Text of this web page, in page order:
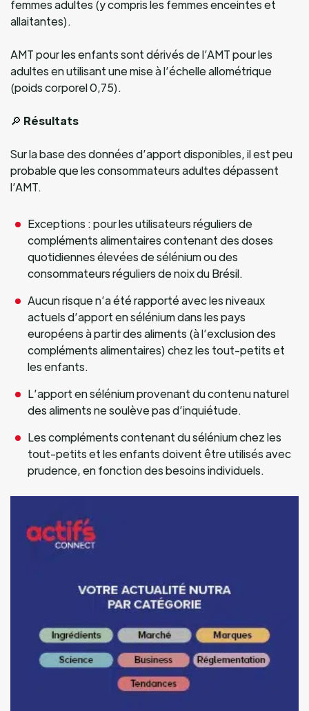
femmes adultes (y compris les femmes enceintes et
allaitantes).
AMT pour les enfants sont dérivés de l’AMT pour les
adultes en utilisant une mise à l’échelle allométrique
(poids corporel 0,75).
🔎 Résultats
Sur la base des données d’apport disponibles, il est peu
probable que les consommateurs adultes dépassent
l’AMT.
Exceptions : pour les utilisateurs réguliers de
compléments alimentaires contenant des doses
quotidiennes élevées de sélénium ou des
consommateurs réguliers de noix du Brésil.
Aucun risque n’a été rapporté avec les niveaux
actuels d’apport en sélénium dans les pays
européens à partir des aliments (à l’exclusion des
compléments alimentaires) chez les tout-petits et
les enfants.
L’apport en sélénium provenant du contenu naturel
des aliments ne soulève pas d’inquiétude.
Les compléments contenant du sélénium chez les
tout-petits et les enfants doivent être utilisés avec
prudence, en fonction des besoins individuels.